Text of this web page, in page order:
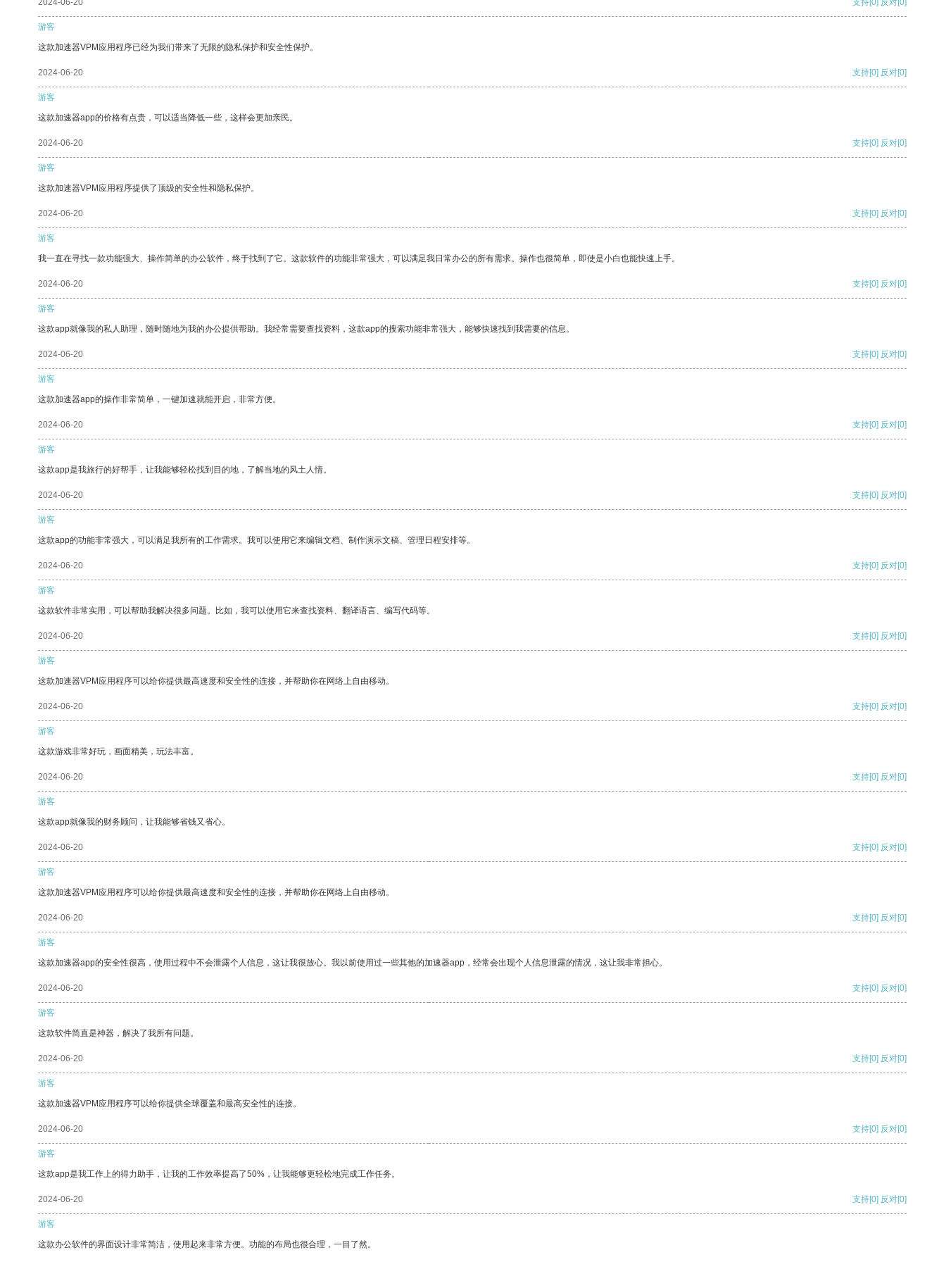
2024-06-20 支持 [0] 反对 [0]
游客
这款加速器VPM应用程序已经为我们带来了无限的隐私保护和安全性保护。
2024-06-20 支持[0] 反对[0]
游客
这款加速器app的价格有点贵，可以适当降低一些，这样会更加亲民。
2024-06-20 支持[0] 反对[0]
游客
这款加速器VPM应用程序提供了顶级的安全性和隐私保护。
2024-06-20 支持[0] 反对[0]
游客
我一直在寻找一款功能强大、操作简单的办公软件，终于找到了它。这款软件的功能非常强大，可以满足我日常办公的所有需求。操作也很简单，即使是小白也能快速上手。
2024-06-20 支持[0] 反对[0]
游客
这款app就像我的私人助理，随时随地为我的办公提供帮助。我经常需要查找资料，这款app的搜索功能非常强大，能够快速找到我需要的信息。
2024-06-20 支持[0] 反对[0]
游客
这款加速器app的操作非常简单，一键加速就能开启，非常方便。
2024-06-20 支持[0] 反对[0]
游客
这款app是我旅行的好帮手，让我能够轻松找到目的地，了解当地的风土人情。
2024-06-20 支持[0] 反对[0]
游客
这款app的功能非常强大，可以满足我所有的工作需求。我可以使用它来编辑文档、制作演示文稿、管理日程安排等。
2024-06-20 支持[0] 反对[0]
游客
这款软件非常实用，可以帮助我解决很多问题。比如，我可以使用它来查找资料、翻译语言、编写代码等。
2024-06-20 支持[0] 反对[0]
游客
这款加速器VPM应用程序可以给你提供最高速度和安全性的连接，并帮助你在网络上自由移动。
2024-06-20 支持[0] 反对[0]
游客
这款游戏非常好玩，画面精美，玩法丰富。
2024-06-20 支持[0] 反对[0]
游客
这款app就像我的财务顾问，让我能够省钱又省心。
2024-06-20 支持[0] 反对[0]
游客
这款加速器VPM应用程序可以给你提供最高速度和安全性的连接，并帮助你在网络上自由移动。
2024-06-20 支持[0] 反对[0]
游客
这款加速器app的安全性很高，使用过程中不会泄露个人信息，这让我很放心。我以前使用过一些其他的加速器app，经常会出现个人信息泄露的情况，这让我非常担心。
2024-06-20 支持[0] 反对[0]
游客
这款软件简直是神器，解决了我所有问题。
2024-06-20 支持[0] 反对[0]
游客
这款加速器VPM应用程序可以给你提供全球覆盖和最高安全性的连接。
2024-06-20 支持[0] 反对[0]
游客
这款app是我工作上的得力助手，让我的工作效率提高了50%，让我能够更轻松地完成工作任务。
2024-06-20 支持[0] 反对[0]
游客
这款办公软件的界面设计非常简洁，使用起来非常方便。功能的布局也很合理，一目了然。